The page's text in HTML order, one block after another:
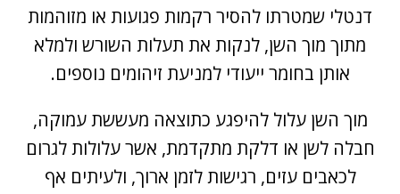
דנטלי שמטרתו להסיר רקמות פגועות או מזוהמות
מתוך מוך השן, לנקות את תעלות השורש ולמלא
אותן בחומר ייעודי למניעת זיהומים נוספים.
מוך השן עלול להיפגע כתוצאה מעששת עמוקה,
חבלה לשן או דלקת מתקדמת, אשר עלולות לגרום
לכאבים עזים, רגישות לזמן ארוך, ולעיתים אף